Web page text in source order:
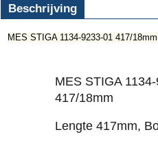
Beschrijving
MES STIGA 1134-9233-01 417/
MES STIGA
417/18mm
Lengte 417mm,